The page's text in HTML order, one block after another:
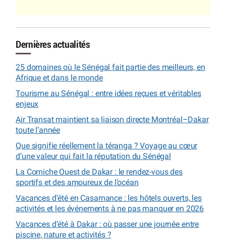
Dernières actualités
25 domaines où le Sénégal fait partie des meilleurs, en
Afrique et dans le monde
Tourisme au Sénégal : entre idées reçues et véritables
enjeux
Air Transat maintient sa liaison directe Montréal–Dakar
toute l’année
Que signifie réellement la téranga ? Voyage au cœur
d’une valeur qui fait la réputation du Sénégal
La Corniche Ouest de Dakar : le rendez-vous des
sportifs et des amoureux de l’océan
Vacances d’été en Casamance : les hôtels ouverts, les
activités et les événements à ne pas manquer en 2026
Vacances d’été à Dakar : où passer une journée entre
piscine, nature et activités ?